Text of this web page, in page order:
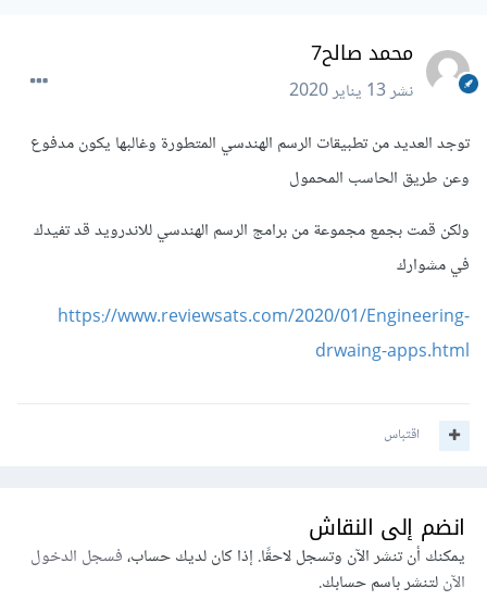
محمد صالح7
نشر13 يناير 2020
توجد العديد من تطبيقات الرسم الهندسي المتطورة وغالبها يكون مدفوع
وعن طريق الحاسب المحمول
ولكن قمت بجمع مجموعة من برامج الرسم الهندسي للاندرويد قد تفيدك
في مشوارك
https://www.reviewsats.com/2020/01/Engineering-
drwaing-apps.html
اقتباس
انضم إلى النقاش
يمكنك أن تنشر الآن وتسجل لاحقًا. إذا كان لديك حساب،فسجل الدخول
الآنلتنشر باسم حسابك.